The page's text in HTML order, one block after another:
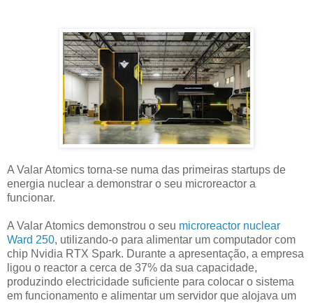
A Valar Atomics torna-se numa das primeiras startups de
energia nuclear a demonstrar o seu microreactor a
funcionar.
A Valar Atomics demonstrou o seu microreactor nuclear
Ward 250, utilizando-o para alimentar um computador com
chip Nvidia RTX Spark. Durante a apresentação, a empresa
ligou o reactor a cerca de 37% da sua capacidade,
produzindo electricidade suficiente para colocar o sistema
em funcionamento e alimentar um servidor que alojava um